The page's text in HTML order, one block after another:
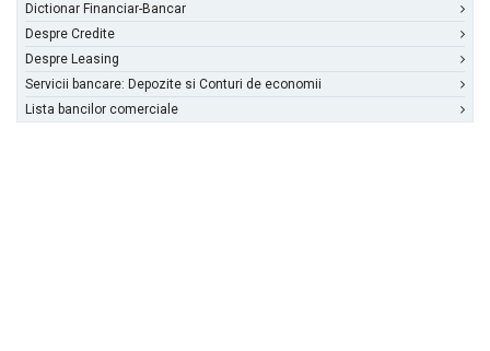
Dictionar Financiar-Bancar
Despre Credite
Despre Leasing
Servicii bancare: Depozite si Conturi de economii
Lista bancilor comerciale